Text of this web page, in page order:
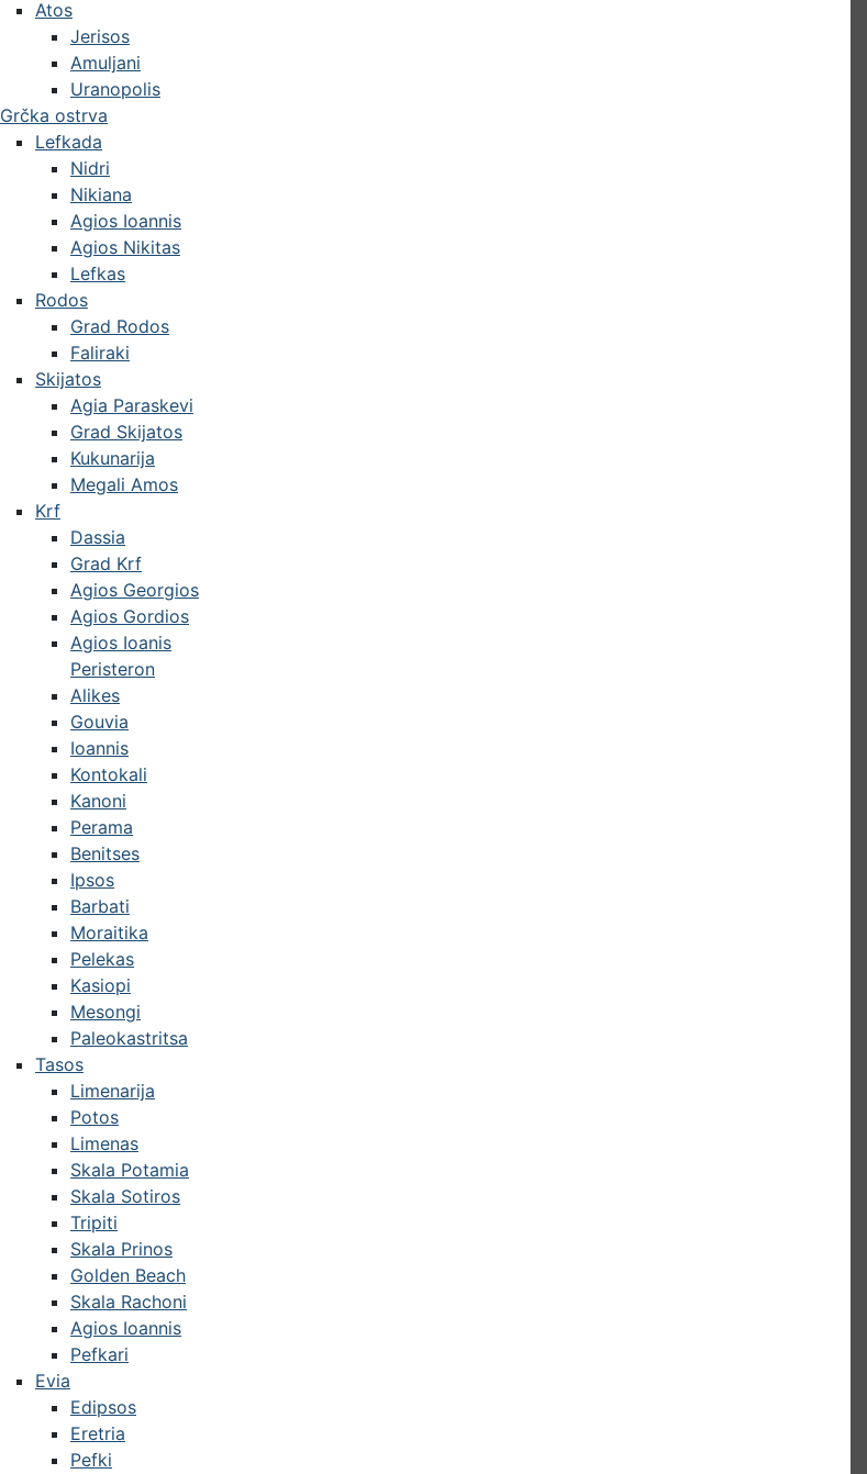
Atos
Jerisos
Amuljani
Uranopolis
Grčka ostrva
Lefkada
Nidri
Nikiana
Agios Ioannis
Agios Nikitas
Lefkas
Rodos
Grad Rodos
Faliraki
Skijatos
Agia Paraskevi
Grad Skijatos
Kukunarija
Megali Amos
Krf
Dassia
Grad Krf
Agios Georgios
Agios Gordios
Agios Ioanis
Peristeron
Alikes
Gouvia
Ioannis
Kontokali
Kanoni
Perama
Benitses
Ipsos
Barbati
Moraitika
Pelekas
Kasiopi
Mesongi
Paleokastritsa
Tasos
Limenarija
Potos
Limenas
Skala Potamia
Skala Sotiros
Tripiti
Skala Prinos
Golden Beach
Skala Rachoni
Agios Ioannis
Pefkari
Evia
Edipsos
Eretria
Pefki